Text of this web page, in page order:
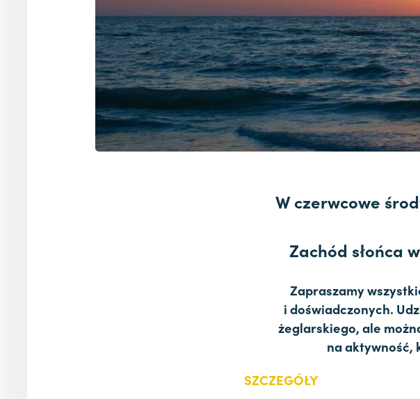
W czerwcowe
Zachód słońca
Zapraszamy
i doświadczonych.
żeglarskiego, ale
na aktywność,
SZCZEGÓŁY